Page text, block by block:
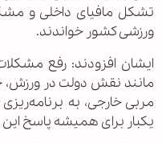
تشکل مافیای داخلی و
ورزشی کشور خواندند.
ایشان افزودند: رفع
مانند نقش دولت در ورزش،
مربی خارجی، به
یکبار برای همیشه پاسخ